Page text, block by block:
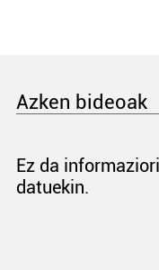
Azken bideoak
Ez da
datuekin.